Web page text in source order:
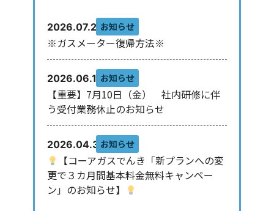
2026.07.29お知らせ
※ガスメーター復帰方法※
2026.06.10お知らせ
【重要】7月10日（金） 社内研修に伴
う受付業務休止のお知らせ
2026.04.30お知らせ
【コーアガスでんき「新プランへの変
更で３カ月間基本料金無料キャンペー
ン」のお知らせ】